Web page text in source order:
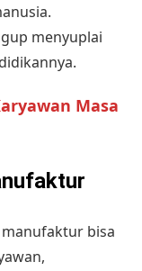
menyuplai
Masa
bisa